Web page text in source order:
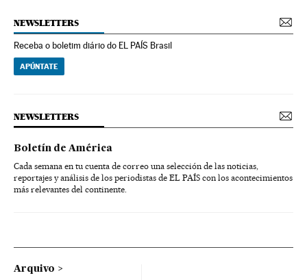
NEWSLETTERS
Receba o boletim diário do EL PAÍS Brasil
APÚNTATE
NEWSLETTERS
Boletín de América
Cada semana en tu cuenta de correo una selección de las noticias,
reportajes y análisis de los periodistas de EL PAÍS con los acontecimientos
más relevantes del continente.
Arquivo